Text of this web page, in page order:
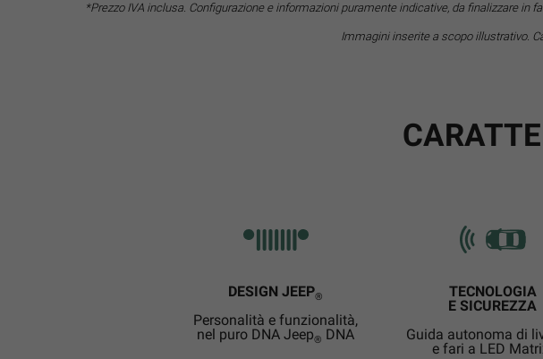
*Prezzo IVA inclusa. Configurazione e informazioni puramente indicative, da finalizzare
Immagini inserite a scopo illustrativo.
DESIGN JEEP®
Personalità e funzionalità,
nel puro DNA Jeep® DNA
TECNOLOGIA
E SICUREZZA
Guida autonoma di
e fari a LED